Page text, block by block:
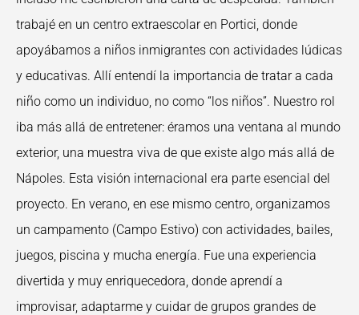
trabajé en un centro extraescolar en Portici, donde
apoyábamos a niños inmigrantes con actividades lúdicas
y educativas. Allí entendí la importancia de tratar a cada
niño como un individuo, no como “los niños”. Nuestro rol
iba más allá de entretener: éramos una ventana al mundo
exterior, una muestra viva de que existe algo más allá de
Nápoles. Esta visión internacional era parte esencial del
proyecto. En verano, en ese mismo centro, organizamos
un campamento (Campo Estivo) con actividades, bailes,
juegos, piscina y mucha energía. Fue una experiencia
divertida y muy enriquecedora, donde aprendí a
improvisar, adaptarme y cuidar de grupos grandes de